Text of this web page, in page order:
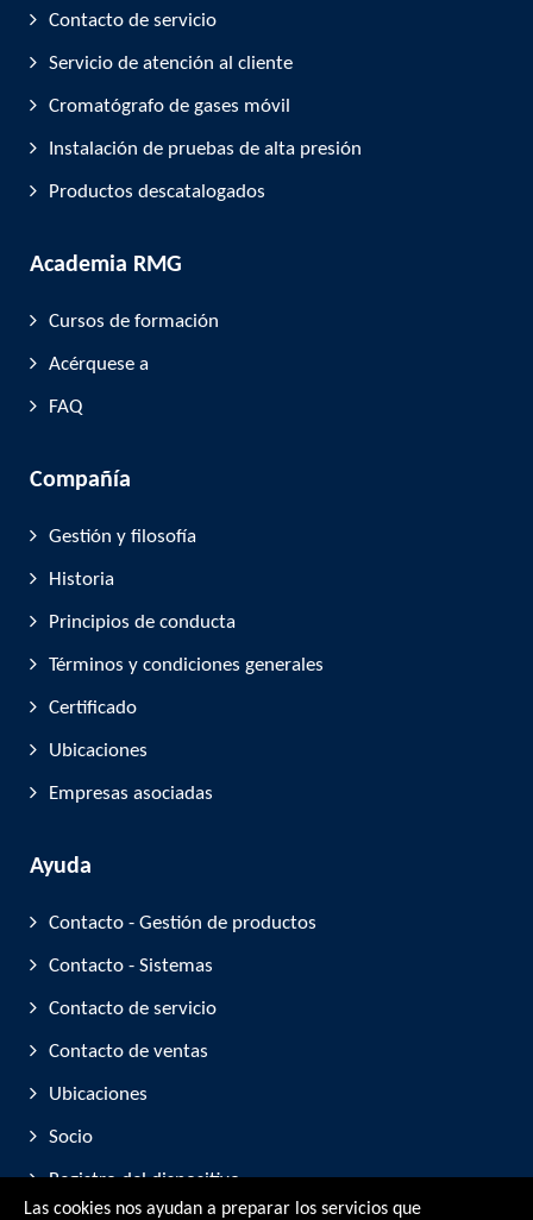
Contacto de servicio
Servicio de atención al cliente
Cromatógrafo de gases móvil
Instalación de pruebas de alta presión
Productos descatalogados
Academia RMG
Cursos de formación
Acérquese a
FAQ
Compañía
Gestión y filosofía
Historia
Principios de conducta
Términos y condiciones generales
Certificado
Ubicaciones
Empresas asociadas
Ayuda
Contacto - Gestión de productos
Contacto - Sistemas
Contacto de servicio
Contacto de ventas
Ubicaciones
Socio
Registro del dispositivo
Las cookies nos ayudan a preparar los servicios que